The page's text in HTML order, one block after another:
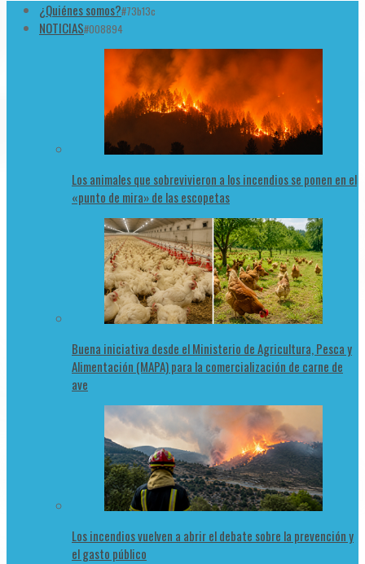
¿Quiénes somos?#73b13c
NOTICIAS#008894
Los animales que sobrevivieron a los incendios se ponen en el
«punto de mira» de las escopetas
Buena iniciativa desde el Ministerio de Agricultura, Pesca y
Alimentación (MAPA) para la comercialización de carne de
ave
Los incendios vuelven a abrir el debate sobre la prevención y
el gasto público